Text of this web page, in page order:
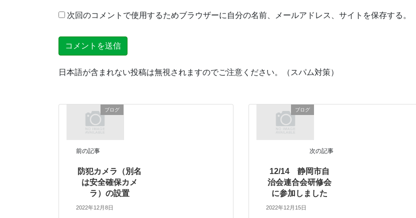
次回のコメントで使用するためブラウザーに自分の名前、メールアドレス、サイトを保存する。
日本語が含まれない投稿は無視されますのでご注意ください。（スパム対策）
ブログ
前の記事
防犯カメラ（別名
は安全確保カメ
ラ）の設置
2022年12月8日
ブログ
次の記事
12/14 静岡市自
治会連合会研修会
に参加しました
2022年12月15日